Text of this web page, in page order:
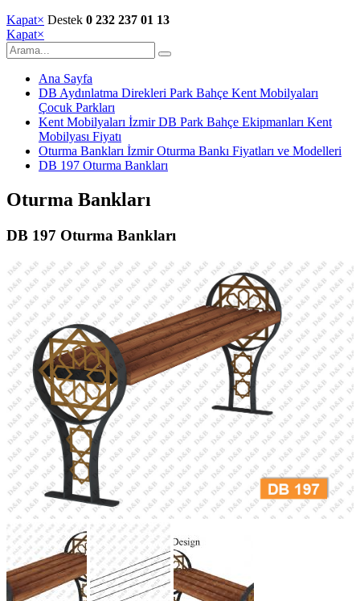
Kapat× Destek 0 232 237 01 13
Kapat×
Ana Sayfa
DB Aydınlatma Direkleri Park Bahçe Kent Mobilyaları
Çocuk Parkları
Kent Mobilyaları İzmir DB Park Bahçe Ekipmanları Kent
Mobilyası Fiyatı
Oturma Bankları İzmir Oturma Bankı Fiyatları ve Modelleri
DB 197 Oturma Bankları
Oturma Bankları
DB 197 Oturma Bankları